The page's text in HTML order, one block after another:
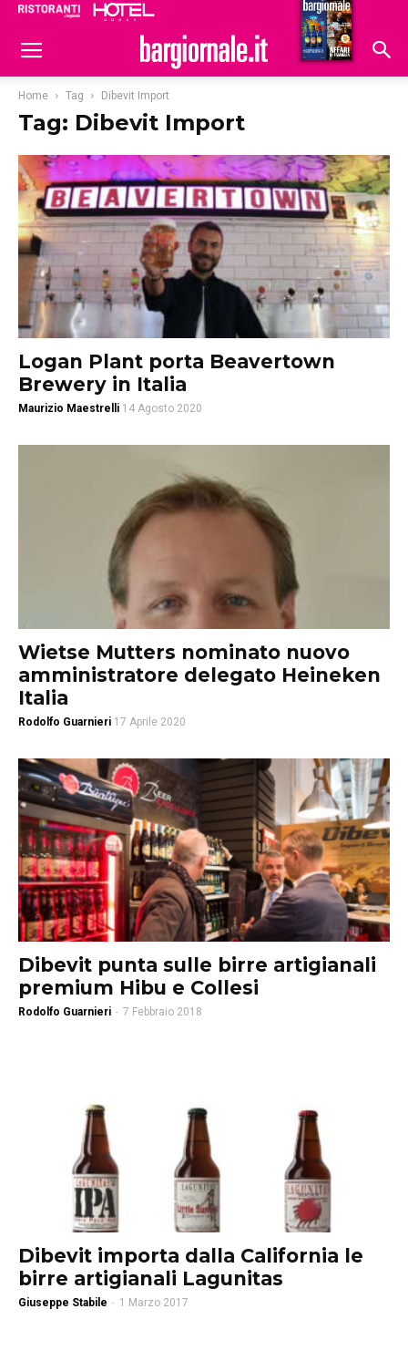
Hoteldomani
Home Tag Dibevit Import
Tag: Dibevit Import
Logan Plant porta Beavertown
Brewery in Italia
Maurizio Maestrelli 14 Agosto 2020
Wietse Mutters nominato nuovo
amministratore delegato Heineken
Italia
Rodolfo Guarnieri 17 Aprile 2020
Dibevit punta sulle birre artigianali
premium Hibu e Collesi
Rodolfo Guarnieri - 7 Febbraio 2018
Dibevit importa dalla California le
birre artigianali Lagunitas
Giuseppe Stabile - 1 Marzo 2017